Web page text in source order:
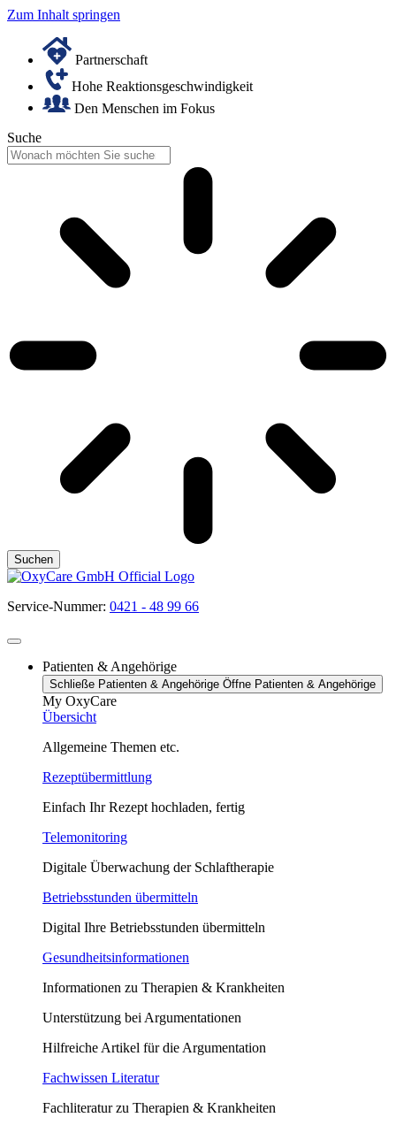
Zum Inhalt springen
Partnerschaft
Hohe Reaktionsgeschwindigkeit
Den Menschen im Fokus
Suche
Suchen
Service-Nummer: 0421 - 48 99 66
Patienten & Angehörige
Schließe Patienten & Angehörige Öffne Patienten & Angehörige
My OxyCare
Übersicht
Allgemeine Themen etc.
Rezeptübermittlung
Einfach Ihr Rezept hochladen, fertig
Telemonitoring
Digitale Überwachung der Schlaftherapie
Betriebsstunden übermitteln
Digital Ihre Betriebsstunden übermitteln
Gesundheitsinformationen
Informationen zu Therapien & Krankheiten
Unterstützung bei Argumentationen
Hilfreiche Artikel für die Argumentation
Fachwissen Literatur
Fachliteratur zu Therapien & Krankheiten